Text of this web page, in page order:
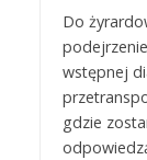
Do
wstępnej
gdzie